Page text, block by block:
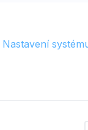
Nastavení